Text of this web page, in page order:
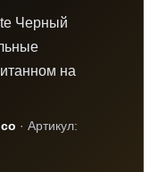
Черный
на
· Артикул: